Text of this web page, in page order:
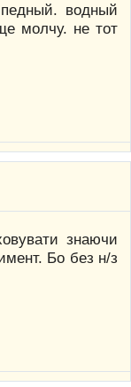
водный
молчу. не тот
знаючи
Бо без н/з